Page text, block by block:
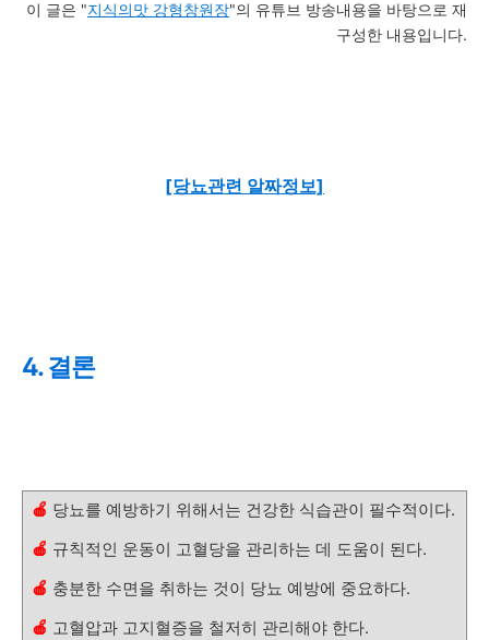
이 글은 "지식의맛 강형창원장"의 유튜브 방송내용을 바탕으로 재
구성한 내용입니다.
[당뇨관련 알짜정보]
4. 결론
🍎 당뇨를 예방하기 위해서는 건강한 식습관이 필수적이다.
🍎 규칙적인 운동이 고혈당을 관리하는 데 도움이 된다.
🍎 충분한 수면을 취하는 것이 당뇨 예방에 중요하다.
🍎 고혈압과 고지혈증을 철저히 관리해야 한다.